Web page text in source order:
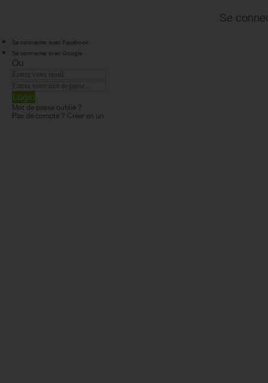
Se
Se connecter avec Facebook
Se connecter avec Google
Ou
Login
Mot de passe oublié ?
Pas de compte ? Créer en un